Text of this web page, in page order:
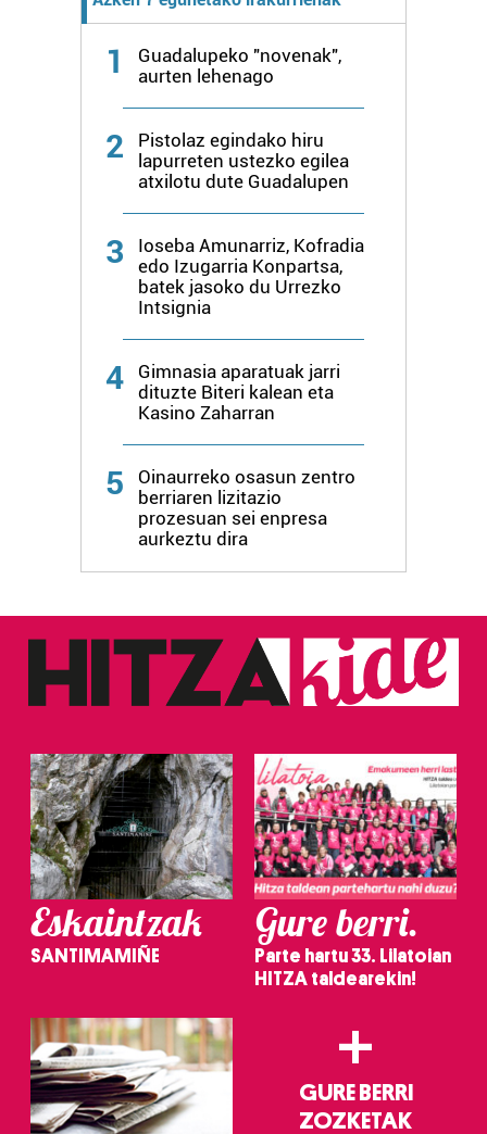
1
Guadalupeko "novenak",
aurten lehenago
2
Pistolaz egindako hiru
lapurreten ustezko egilea
atxilotu dute Guadalupen
3
Ioseba Amunarriz, Kofradia
edo Izugarria Konpartsa,
batek jasoko du Urrezko
Intsignia
4
Gimnasia aparatuak jarri
dituzte Biteri kalean eta
Kasino Zaharran
5
Oinaurreko osasun zentro
berriaren lizitazio
prozesuan sei enpresa
aurkeztu dira
Eskaintzak
SANTIMAMIÑE
Gure berri.
Parte hartu 33. Lilatoian
HITZA taldearekin!
+
GURE BERRI
ZOZKETAK